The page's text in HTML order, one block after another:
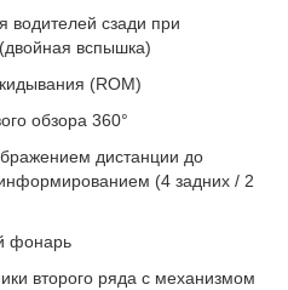
водителей сзади при
вспышка)
(ROM)
обзора 360°
дистанции до
(4 задних / 2
фонарь
второго ряда с механизмом